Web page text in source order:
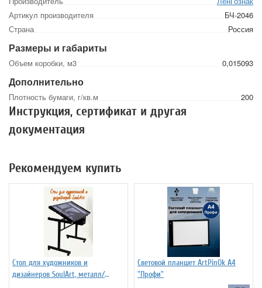
Артикул производителя
БЧ-2046
Страна
Россия
Размеры и габариты
Объем коробки, м3 0,015093
Дополнительно
Плотность бумаги, г/кв.м 200
Инструкция, сертификат и другая
документация
Рекомендуем купить
Стол для художников и
дизайнеров SoulArt, металл/
Световой планшет ArtPinOk А4
"Профи"